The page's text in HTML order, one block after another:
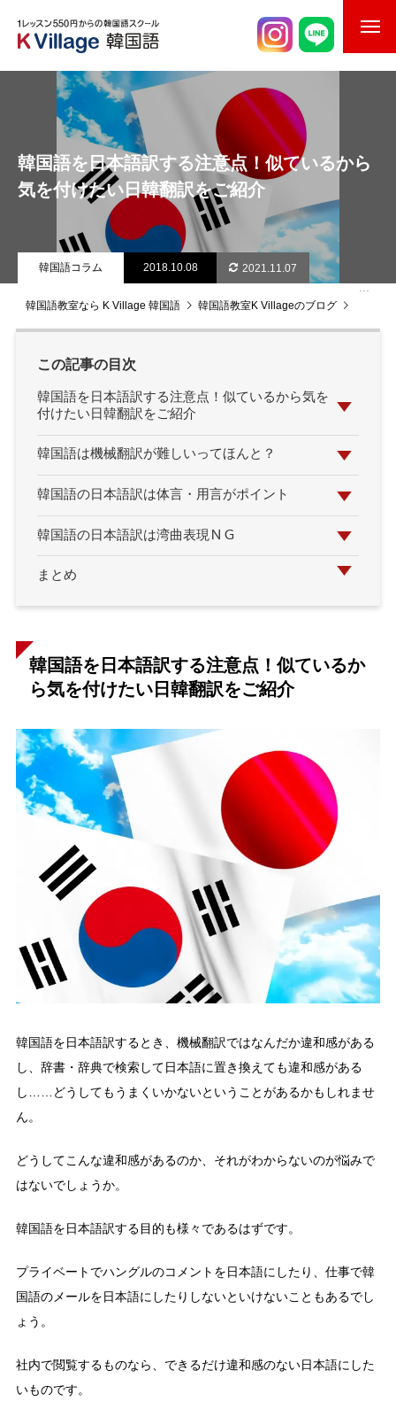
校舎案内
ご入校までの流れ
韓国語講師紹介
スケジュール
K Village韓国留学
韓国語を日本語訳する注意点！似ているから
気を付けたい日韓翻訳をご紹介
韓国語コラム 2018.10.08 2021.11.07
韓国語教室なら K Village 韓国語 韓国語教室K Villageのブログ
この記事の目次
韓国語を日本語訳する注意点！似ているから気を
付けたい日韓翻訳をご紹介
韓国語は機械翻訳が難しいってほんと？
韓国語の日本語訳は体言・用言がポイント
韓国語の日本語訳は湾曲表現ＮＧ
まとめ
韓国語を日本語訳する注意点！似ているか
ら気を付けたい日韓翻訳をご紹介
韓国語を日本語訳するとき、機械翻訳ではなんだか違和感がある
し、辞書・辞典で検索して日本語に置き換えても違和感がある
し……どうしてもうまくいかないということがあるかもしれませ
ん。
どうしてこんな違和感があるのか、それがわからないのが悩みで
はないでしょうか。
韓国語を日本語訳する目的も様々であるはずです。
プライベートでハングルのコメントを日本語にしたり、仕事で韓
国語のメールを日本語にしたりしないといけないこともあるでし
ょう。
社内で閲覧するものなら、できるだけ違和感のない日本語にした
いものです。